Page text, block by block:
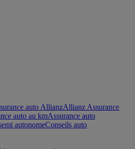
auto AllianzAllianz Assurance
auto au kmAssurance auto
autonomeConseils auto